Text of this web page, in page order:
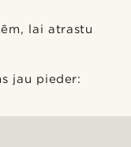
lai atrastu
jau pieder: